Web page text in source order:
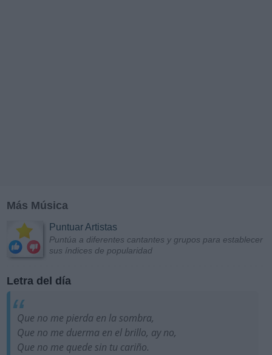
Más Música
Puntuar Artistas
Puntúa a diferentes cantantes y grupos para establecer
sus índices de popularidad
Letra del día
Que no me pierda en la sombra,
Que no me duerma en el brillo, ay no,
Que no me quede sin tu cariño.